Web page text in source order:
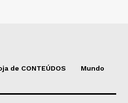
de CONTEÚDOS Mundo